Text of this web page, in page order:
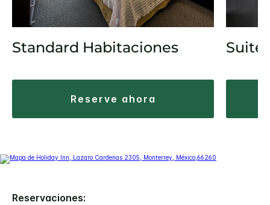
Standard Habitaciones
reserve ahora
Suite
Reservaciones: